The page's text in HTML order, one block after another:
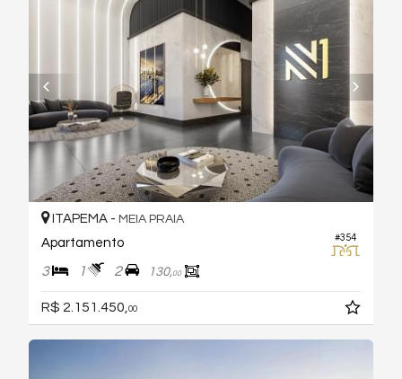
#354
ITAPEMA - MEIA PRAIA
Apartamento
3 1 2 130,00
R$ 2.151.450,00